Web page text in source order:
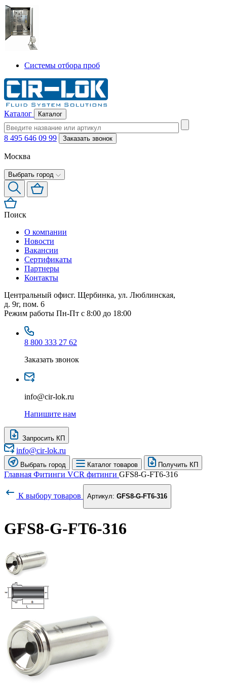
Системы отбора проб
Каталог Каталог
8 495 646 09 99 Заказать звонок
Москва
Выбрать город
Поиск
О компании
Новости
Вакансии
Сертификаты
Партнеры
Контакты
Центральный офисг. Щербинка, ул. Люблинская,
д. 9г, пом. 6
Режим работы Пн-Пт с 8:00 до 18:00
8 800 333 27 62
Заказать звонок
info@cir-lok.ru
Напишите нам
Запросить КП
info@cir-lok.ru
Выбрать город Каталог товаров Получить КП
Главная Фитинги VCR фитинги GFS8-G-FT6-316
К выбору товаров Артикул: GFS8-G-FT6-316
GFS8-G-FT6-316